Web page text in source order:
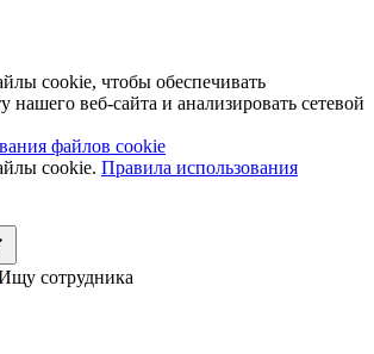
cookie, чтобы обеспечивать
нашего веб-сайта и анализировать сетевой
файлов cookie
cookie. Правила использования
сотрудника